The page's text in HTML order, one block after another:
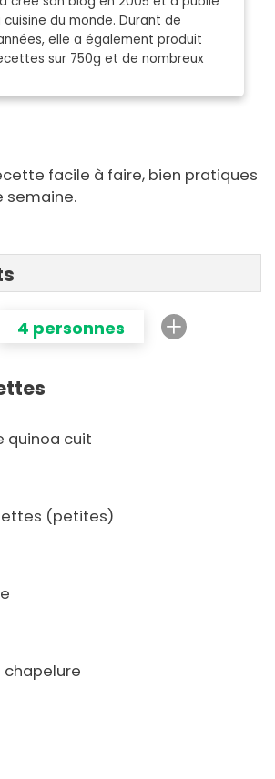
cuisine du monde. Durant de
elle a également produit
sur 750g et de nombreux
facile à faire, bien pratiques
semaine.
4 personnes
quinoa cuit
(petites)
chapelure